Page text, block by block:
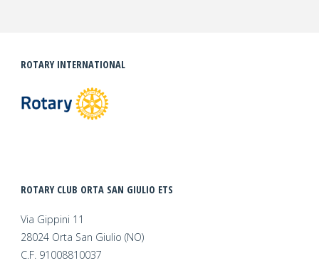
ROTARY INTERNATIONAL
ROTARY CLUB ORTA SAN GIULIO ETS
Via Gippini 11
28024 Orta San Giulio (NO)
C.F. 91008810037